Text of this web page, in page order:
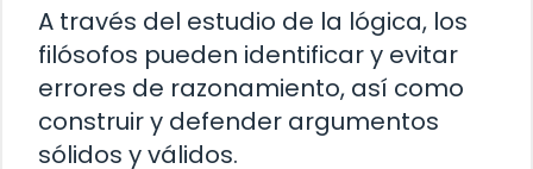
A través del estudio de la lógica, los
filósofos pueden identificar y evitar
errores de razonamiento, así como
construir y defender argumentos
sólidos y válidos.